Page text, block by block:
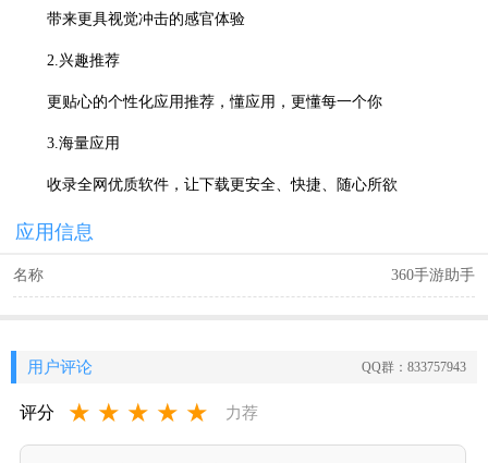
带来更具视觉冲击的感官体验
2.兴趣推荐
更贴心的个性化应用推荐，懂应用，更懂每一个你
3.海量应用
收录全网优质软件，让下载更安全、快捷、随心所欲
应用信息
名称 360手游助手
用户评论 QQ群：833757943
评分 ★ ★ ★ ★ ★ 力荐